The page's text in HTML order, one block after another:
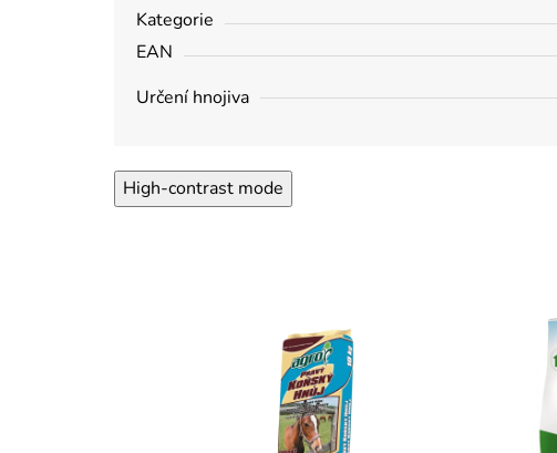
Kategorie
EAN
Určení hnojiva
High-contrast mode